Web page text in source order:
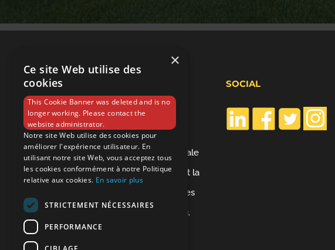
CUISINES MORENO
Depuis 1993, Cuisines & Bains
MORENO est une entreprise familiale
spécialisée dans l’aménagement et la
pose de cuisines équipées, de salles
de bain, de placards et de dressing.
SOCIAL
×
Ce site Web utilise des
cookies
This Cookie Banner was deleted and is no
longer working. Please contact the
website administrator.
Notre site Web utilise des cookies pour
améliorer l'expérience utilisateur. En
utilisant notre site Web, vous acceptez tous
les cookies conformément à notre Politique
relative aux cookies. En savoir plus
STRICTEMENT NÉCESSAIRES
PERFORMANCE